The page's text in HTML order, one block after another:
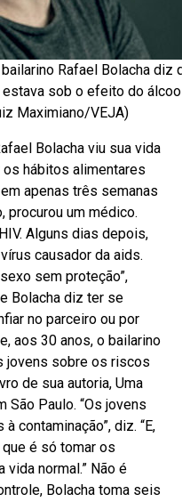
Rafael Bolacha diz
sob o efeito do
Maximiano/VEJA)
Bolacha viu sua vida
os hábitos alimentares
apenas três semanas
procurou um médico.
Alguns dias depois,
causador da aids.
sem proteção”,
Bolacha diz ter se
no parceiro ou por
aos 30 anos, o bailarino
jovens sobre os riscos
de sua autoria, Uma
São Paulo. “Os jovens
contaminação”, diz. “E,
é só tomar os
normal.” Não é
Bolacha toma seis